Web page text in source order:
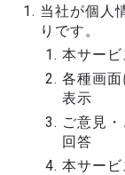
当社が個人
りです。
本サー
各種画
表示
ご意見
回答
本サー